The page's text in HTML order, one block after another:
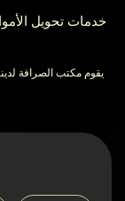
يقوم مكتب الصرافة